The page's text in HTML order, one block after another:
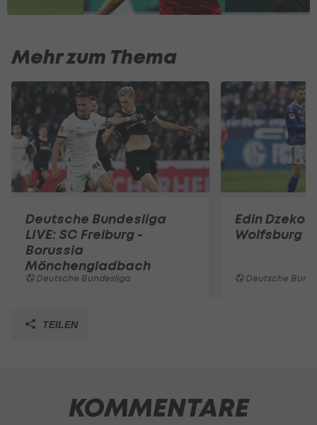
Mehr zum Thema
Deutsche Bundesliga
LIVE: SC Freiburg -
Borussia
Mönchengladbach
Deutsche Bundesliga
Edin Dzeko
Wolfsburg
Deutsche
TEILEN
KOMMENTARE